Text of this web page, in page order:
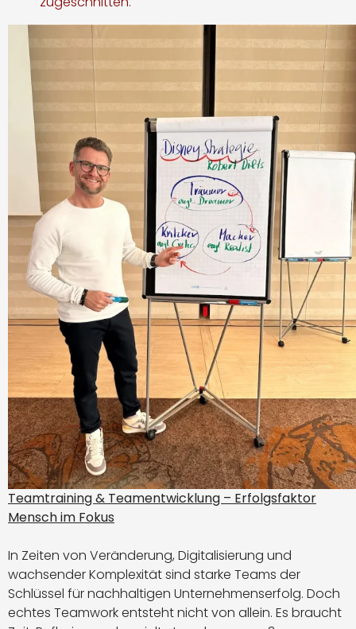
Teamtraining & Teamentwicklung – Erfolgsfaktor
Mensch im Fokus
In Zeiten von Veränderung, Digitalisierung und
wachsender Komplexität sind starke Teams der
Schlüssel für nachhaltigen Unternehmenserfolg. Doch
echtes Teamwork entsteht nicht von allein. Es braucht